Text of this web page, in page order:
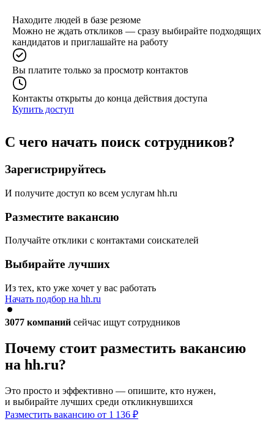
Находите людей в базе резюме
Можно не ждать откликов — сразу выбирайте подходящих
кандидатов и приглашайте на работу
Вы платите только за просмотр контактов
Контакты открыты до конца действия доступа
Купить доступ
С чего начать поиск сотрудников?
Зарегистрируйтесь
И получите доступ ко всем услугам hh.ru
Разместите вакансию
Получайте отклики с контактами соискателей
Выбирайте лучших
Из тех, кто уже хочет у вас работать
Начать подбор на hh.ru
3077 компаний сейчас ищут сотрудников
Почему стоит разместить вакансию
на hh.ru?
Это просто и эффективно — опишите, кто нужен,
и выбирайте лучших среди откликнувшихся
Разместить вакансию от 1 136 ₽